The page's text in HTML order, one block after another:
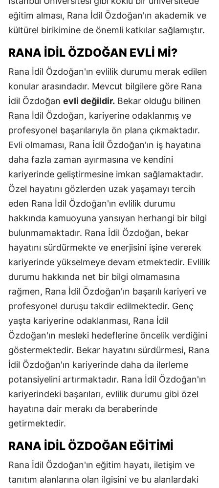
eğitim alması, Rana İdil Özdoğan'ın akademik ve
kültürel birikimine de önemli katkılar sağlamıştır.
RANA İDIL ÖZDOĞAN EVLI MI?
Rana İdil Özdoğan'ın evlilik durumu merak edilen
konular arasındadır. Mevcut bilgilere göre Rana
İdil Özdoğan evli değildir. Bekar olduğu bilinen
Rana İdil Özdoğan, kariyerine odaklanmış ve
profesyonel başarılarıyla ön plana çıkmaktadır.
Evli olmaması, Rana İdil Özdoğan'ın iş hayatına
daha fazla zaman ayırmasına ve kendini
kariyerinde geliştirmesine imkan sağlamaktadır.
Özel hayatını gözlerden uzak yaşamayı tercih
eden Rana İdil Özdoğan'ın evlilik durumu
hakkında kamuoyuna yansıyan herhangi bir bilgi
bulunmamaktadır. Rana İdil Özdoğan, bekar
hayatını sürdürmekte ve enerjisini işine vererek
kariyerinde yükselmeye devam etmektedir. Evlilik
durumu hakkında net bir bilgi olmamasına
rağmen, Rana İdil Özdoğan'ın başarılı kariyeri ve
profesyonel duruşu takdir edilmektedir. Genç
yaşta kariyerine odaklanması, Rana İdil
Özdoğan'ın mesleki hedeflerine öncelik verdiğini
göstermektedir. Bekar hayatını sürdürmesi, Rana
İdil Özdoğan'ın kariyerinde daha da ilerleme
potansiyelini artırmaktadır. Rana İdil Özdoğan'ın
kariyerindeki başarıları, evlilik durumu gibi özel
hayatına dair merakı da beraberinde
getirmektedir.
RANA İDIL ÖZDOĞAN EĞITIMI
Rana İdil Özdoğan'ın eğitim hayatı, iletişim ve
tanıtım alanlarına olan ilgisini ve bu alanlardaki